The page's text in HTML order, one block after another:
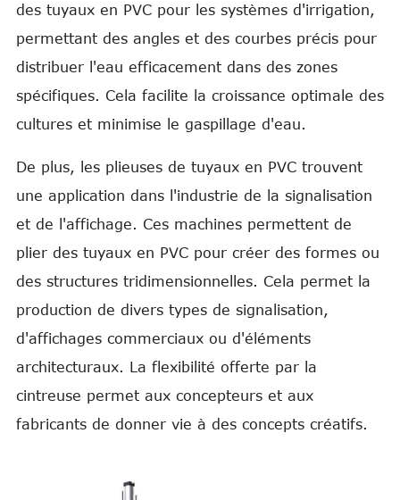
des tuyaux en PVC pour les systèmes d'irrigation,
permettant des angles et des courbes précis pour
distribuer l'eau efficacement dans des zones
spécifiques. Cela facilite la croissance optimale des
cultures et minimise le gaspillage d'eau.
De plus, les plieuses de tuyaux en PVC trouvent
une application dans l'industrie de la signalisation
et de l'affichage. Ces machines permettent de
plier des tuyaux en PVC pour créer des formes ou
des structures tridimensionnelles. Cela permet la
production de divers types de signalisation,
d'affichages commerciaux ou d'éléments
architecturaux. La flexibilité offerte par la
cintreuse permet aux concepteurs et aux
fabricants de donner vie à des concepts créatifs.